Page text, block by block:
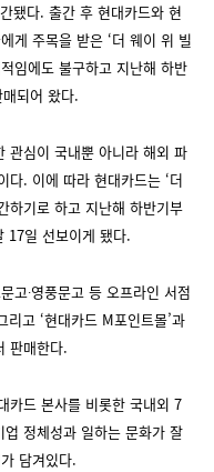
됐다. 출간 후 현대카드와 현
게 주목을 받은 ‘더 웨이 위 빌
임에도 불구하고 지난해 하반
되어 왔다.
관심이 국내뿐 아니라 해외 파
다. 이에 따라 현대카드는 ‘더
하기로 하고 지난해 하반기부
17일 선보이게 됐다.
고∙영풍문고 등 오프라인 서점
리고 ‘현대카드 M포인트몰’과
판매한다.
카드 본사를 비롯한 국내외 7
정체성과 일하는 문화가 잘
담겨있다.